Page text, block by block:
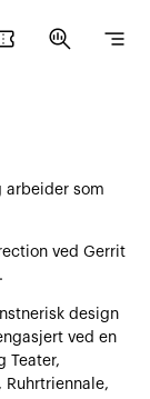
search_insights segment
arbeider som
ved Gerrit
design
ved en
Teater,
Ruhrtriennale,